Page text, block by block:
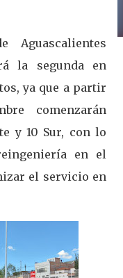
Aguascalientes
la segunda en
ya que a partir
comenzarán
y 10 Sur, con lo
en el
el servicio en